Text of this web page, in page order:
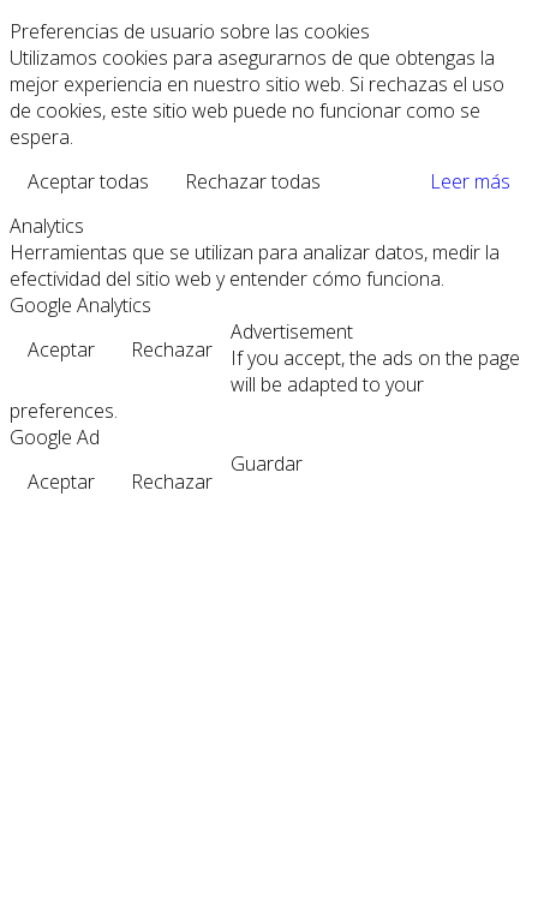
Preferencias de usuario sobre las cookies
Utilizamos cookies para asegurarnos de que obtengas la
mejor experiencia en nuestro sitio web. Si rechazas el uso
de cookies, este sitio web puede no funcionar como se
espera.
Aceptar todas
Rechazar todas
Leer más
Analytics
Herramientas que se utilizan para analizar datos, medir la
efectividad del sitio web y entender cómo funciona.
Google Analytics
Aceptar
Rechazar
Advertisement
If you accept, the ads on the page
will be adapted to your
preferences.
Google Ad
Aceptar
Rechazar
Guardar